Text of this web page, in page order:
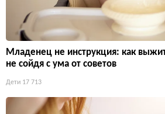
Младенец не инструкция: как
не сойдя с ума от советов
Дети 17 713